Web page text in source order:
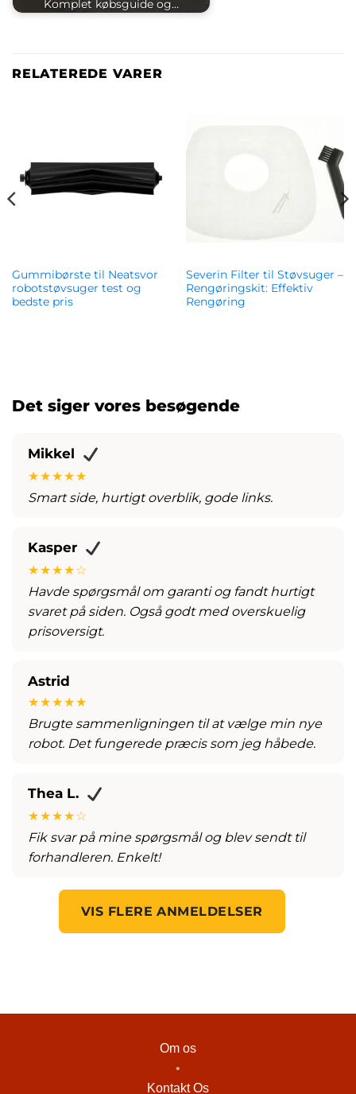
Komplet købsguide og…
RELATEREDE VARER
Gummibørste til Neatsvor
robotstøvsuger test og
bedste pris
Severin Filter til Støvsuger –
Rengøringskit: Effektiv
Rengøring
Det siger vores besøgende
Mikkel
★★★★★
Smart side, hurtigt overblik, gode links.
Kasper
★★★★☆
Havde spørgsmål om garanti og fandt hurtigt
svaret på siden. Også godt med overskuelig
prisoversigt.
Astrid
★★★★★
Brugte sammenligningen til at vælge min nye
robot. Det fungerede præcis som jeg håbede.
Thea L.
★★★★☆
Fik svar på mine spørgsmål og blev sendt til
forhandleren. Enkelt!
VIS FLERE ANMELDELSER
Om os
•
Kontakt Os